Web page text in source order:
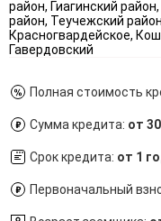
район, Гиагинский
район, Теучежский
Красногвардейское,
Гавердовский
Полная стоимость
Сумма кредита: от
Срок кредита: от 1
Первоначальный